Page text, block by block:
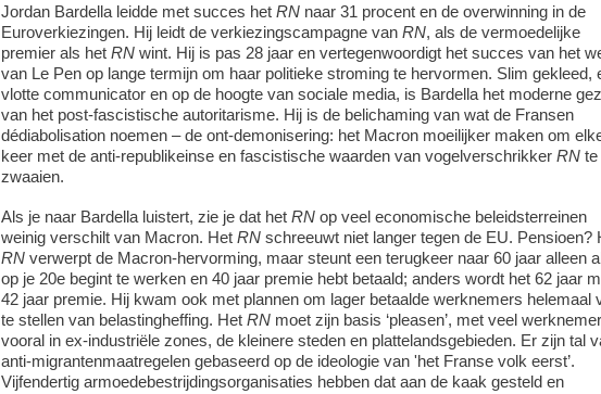
Jordan Bardella leidde met succes het RNnaar 31 procent en de overwinning in de
Euroverkiezingen. Hij leidt de verkiezingscampagne van RN, als de vermoedelijke
premier als het RNwint. Hij is pas 28 jaar en vertegenwoordigt het succes van het
van Le Pen op lange termijn om haar politieke stroming te hervormen. Slim gekleed,
vlotte communicator en op de hoogte van sociale media, is Bardella het moderne
van het post-fascistische autoritarisme. Hij is de belichaming van wat de Fransen
dédiabolisation noemen – de ont-demonisering: het Macron moeilijker maken om
keer met de anti-republikeinse en fascistische waarden van vogelverschrikker RNte
zwaaien.
Als je naar Bardella luistert, zie je dat het RNop veel economische beleidsterreinen
weinig verschilt van Macron. Het RNschreeuwt niet langer tegen de EU. Pensioen?
RNverwerpt de Macron-hervorming, maar steunt een terugkeer naar 60 jaar alleen
op je 20e begint te werken en 40 jaar premie hebt betaald; anders wordt het 62 jaar
42 jaar premie. Hij kwam ook met plannen om lager betaalde werknemers helemaal
te stellen van belastingheffing. Het RNmoet zijn basis ‘pleasen’, met veel
vooral in ex-industriële zones, de kleinere steden en plattelandsgebieden. Er zijn tal
anti-migrantenmaatregelen gebaseerd op de ideologie van 'het Franse volk eerst’.
Vijfendertig armoedebestrijdingsorganisaties hebben dat aan de kaak gesteld en